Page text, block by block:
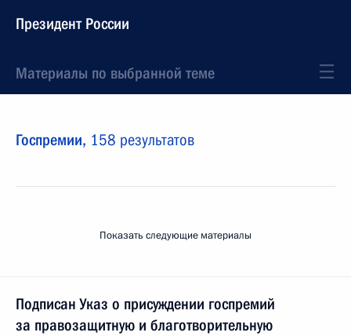
Президент России
Материалы по выбранной теме
Госпремии, 158 результатов
Показать следующие материалы
Подписан Указ о присуждении госпремий
за правозащитную и благотворительную